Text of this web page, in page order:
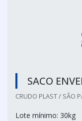
SACO
CRUDO PLAST / SÃO
Lote mínimo: 30kg